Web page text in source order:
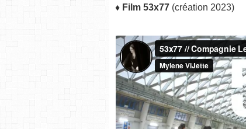
♦ Film 53x77 (création 2023)